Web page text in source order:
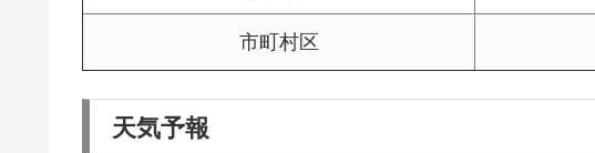
市町村区
天気予報